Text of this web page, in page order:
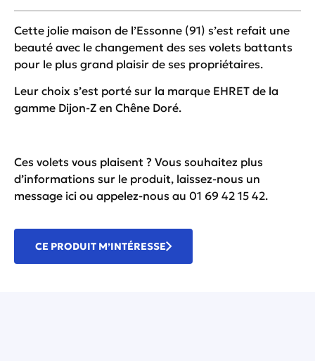
Cette jolie maison de l’Essonne (91) s’est refait une
beauté avec le changement des ses volets battants
pour le plus grand plaisir de ses propriétaires.
Leur choix s’est porté sur la marque EHRET de la
gamme Dijon-Z en Chêne Doré.
Ces volets vous plaisent ? Vous souhaitez plus
d’informations sur le produit, laissez-nous un
message ici ou appelez-nous au 01 69 42 15 42.
CE PRODUIT M’INTÉRESSE